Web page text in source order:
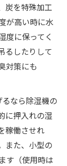
炭を特殊加工
が高い時に水
度に保ってく
るしたりして
対策にも
なら除湿機の
に押入れの湿
稼働させれ
また、小型の
す（使用時は